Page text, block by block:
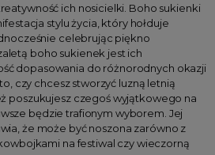
ich nosicielki. Boho sukienki
stylu życia, który hołduje
celebrując piękno
boho sukienek jest ich
dopasowania do różnorodnych okazji
czy chcesz stworzyć luzną letnią
poszukujesz czegoś wyjątkowego na
będzie trafionym wyborem. Jej
że może być noszona zarówno z
na festiwal czy wieczorną